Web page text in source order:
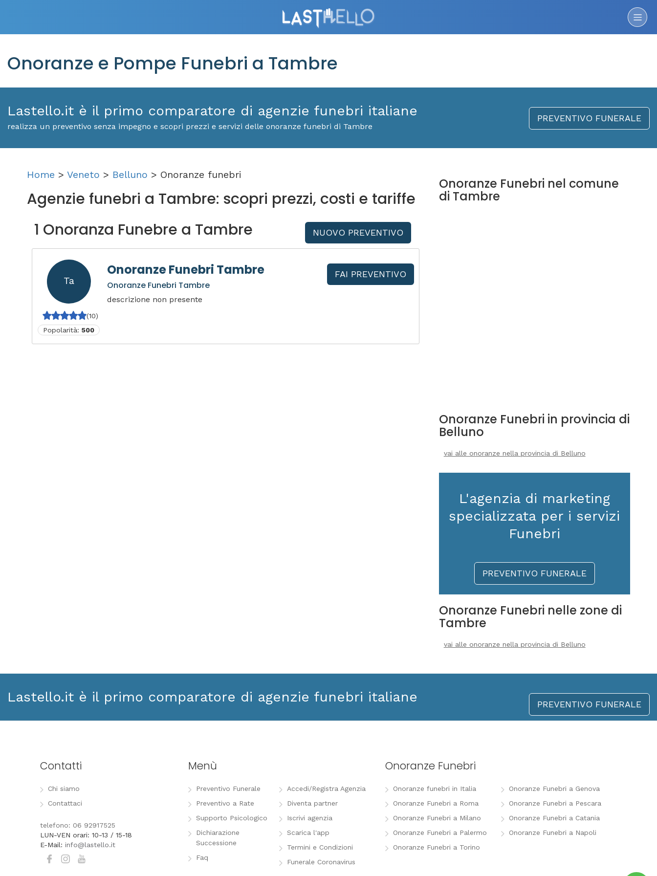
Onoranze e Pompe Funebri a Tambre
Lastello.it è il primo comparatore di agenzie funebri italiane
realizza un preventivo senza impegno e scopri prezzi e servizi delle onoranze funebri di Tambre
PREVENTIVO FUNERALE
Home > Veneto > Belluno > Onoranze funebri
Agenzie funebri a Tambre: scopri prezzi, costi e tariffe
1 Onoranza Funebre a Tambre
NUOVO PREVENTIVO
Ta
(10)
Popolarità: 500
Onoranze Funebri Tambre
Onoranze Funebri Tambre
descrizione non presente
FAI PREVENTIVO
Onoranze Funebri nel comune
di Tambre
Onoranze Funebri in provincia di
Belluno
vai alle onoranze nella provincia di Belluno
L'agenzia di marketing
specializzata per i servizi
Funebri
PREVENTIVO FUNERALE
Onoranze Funebri nelle zone di
Tambre
vai alle onoranze nella provincia di Belluno
Lastello.it è il primo comparatore di agenzie funebri italiane PREVENTIVO FUNERALE
Contatti
Chi siamo
Contattaci
telefono: 06 92917525
LUN-VEN orari: 10-13 / 15-18
E-Mail: info@lastello.it
Menù
Preventivo Funerale
Preventivo a Rate
Supporto Psicologico
Dichiarazione
Successione
Faq
Accedi/Registra Agenzia
Diventa partner
Iscrivi agenzia
Scarica l'app
Termini e Condizioni
Funerale Coronavirus
Onoranze Funebri
Onoranze funebri in Italia
Onoranze Funebri a Roma
Onoranze Funebri a Milano
Onoranze Funebri a Palermo
Onoranze Funebri a Torino
Onoranze Funebri a Genova
Onoranze Funebri a Pescara
Onoranze Funebri a Catania
Onoranze Funebri a Napoli